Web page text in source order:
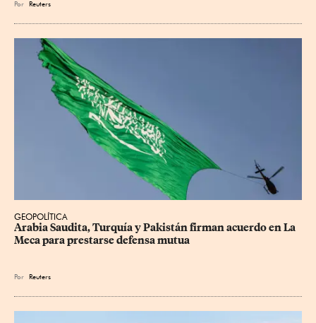
Por Reuters
GEOPOLÍTICA
Arabia Saudita, Turquía y Pakistán firman acuerdo en La
Meca para prestarse defensa mutua
Por Reuters